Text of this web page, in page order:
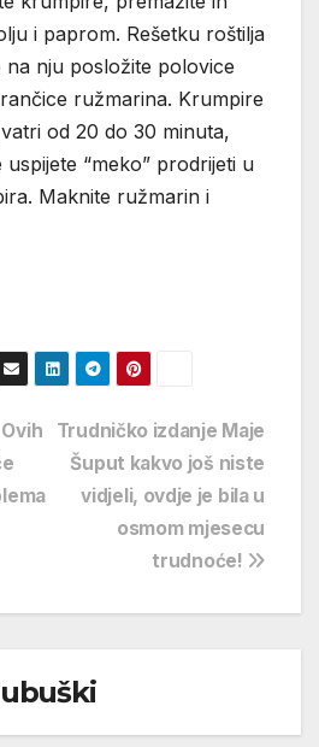
i paprom. Rešetku roštilja
na nju posložite polovice
ružmarina. Krumpire
od 20 do 30 minuta,
“meko” prodrijeti u
Maknite ružmarin i
Trudničko izdanje Maje
Šuput kakvo još niste
vidjeli, ovdje je bila u
osmom mjesecu
trudnoće!